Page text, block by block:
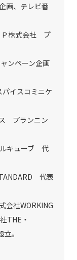
画、テレビ番
株式会社 プ
ンペーン企画
イスコミニケ
プランニン
キューブ 代
代表
社WORKING
THE・
。